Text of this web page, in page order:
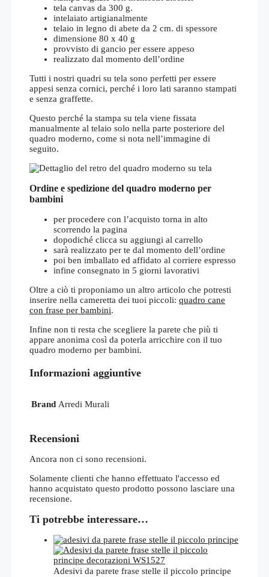
tela canvas da 300 g.
intelaiato artigianalmente
telaio in legno di abete da 2 cm. di spessore
dimensione 80 x 40 g
provvisto di gancio per essere appeso
realizzato dal momento dell’ordine
Tutti i nostri quadri su tela sono perfetti per essere
appesi senza cornici, perché i loro lati saranno stampati
e senza graffette.
Questo perché la stampa su tela viene fissata
manualmente al telaio solo nella parte posteriore del
quadro moderno, come si nota nell’immagine di
seguito.
Ordine e spedizione del quadro moderno per
bambini
per procedere con l’acquisto torna in alto
scorrendo la pagina
dopodiché clicca su aggiungi al carrello
sarà realizzato per te dal momento dell’ordine
poi ben imballato ed affidato al corriere espresso
infine consegnato in 5 giorni lavorativi
Oltre a ciò ti proponiamo un altro articolo che potresti
inserire nella cameretta dei tuoi piccoli: quadro cane
con frase per bambini.
Infine non ti resta che scegliere la parete che più ti
appare anonima così da poterla arricchire con il tuo
quadro moderno per bambini.
Informazioni aggiuntive
Brand Arredi Murali
Recensioni
Ancora non ci sono recensioni.
Solamente clienti che hanno effettuato l'accesso ed
hanno acquistato questo prodotto possono lasciare una
recensione.
Ti potrebbe interessare…
Adesivi da parete frase stelle il piccolo principe